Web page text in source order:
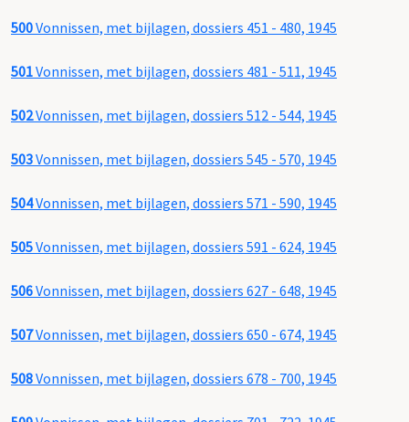
500Vonnissen, met bijlagen, dossiers 451 - 480, 1945
501Vonnissen, met bijlagen, dossiers 481 - 511, 1945
502Vonnissen, met bijlagen, dossiers 512 - 544, 1945
503Vonnissen, met bijlagen, dossiers 545 - 570, 1945
504Vonnissen, met bijlagen, dossiers 571 - 590, 1945
505Vonnissen, met bijlagen, dossiers 591 - 624, 1945
506Vonnissen, met bijlagen, dossiers 627 - 648, 1945
507Vonnissen, met bijlagen, dossiers 650 - 674, 1945
508Vonnissen, met bijlagen, dossiers 678 - 700, 1945